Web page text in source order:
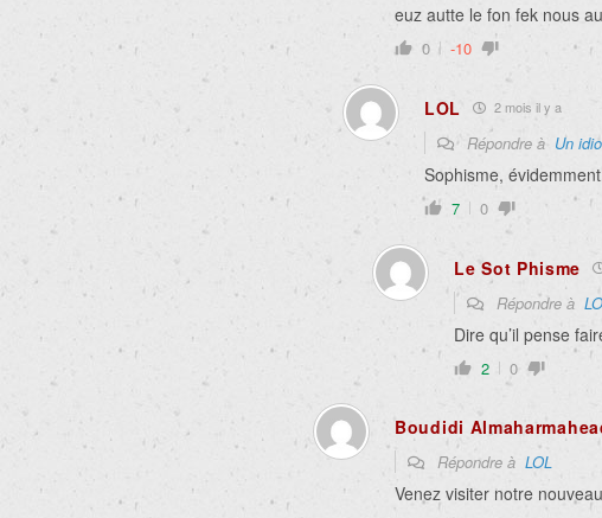
euz autte le fon fek nous
0 -10
LOL 2 mois il y a
Répondre à Un
Sophisme,
7 0
Le Sot Phisme
Répondre à
Dire qu’il pense
2 0
Boudidi
Répondre à LOL
Venez visiter notre